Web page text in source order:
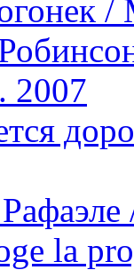
/
2007
la